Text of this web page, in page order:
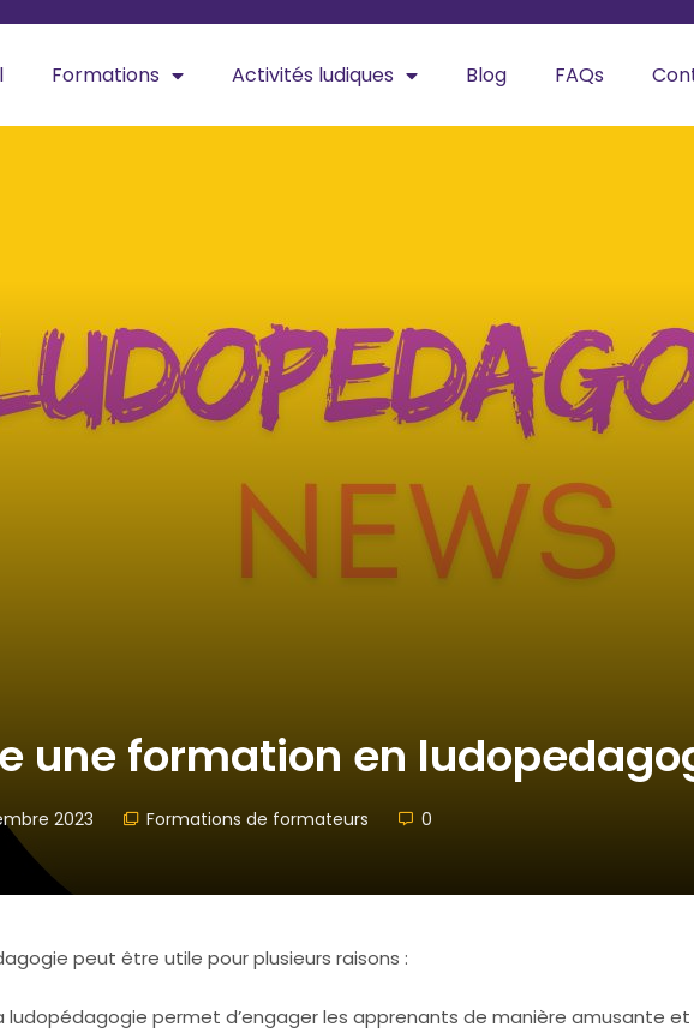
Formations Activités ludiques Blog FAQs
une formation en
2023 Formations de formateurs 0
peut être utile pour plusieurs raisons :
ludopédagogie permet d’engager les apprenants de manière amusante et